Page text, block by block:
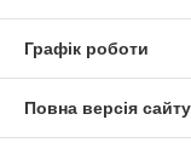
Графік роботи
Повна версія сайту